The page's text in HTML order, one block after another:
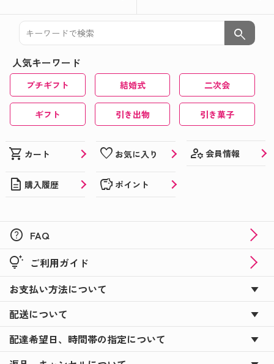
search
人気キーワード
プチギフト 結婚式 二次会
ギフト 引き出物 引き菓子
shopping_cart カート favorite お気に入り manage_accounts 会員情報
description 購入履歴 savings ポイント
help FAQ
tips_and_updates ご利用ガイド
お支払い方法について
配送について
配達希望日、時間帯の指定について